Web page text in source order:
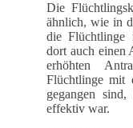
Die
ähnlich, wie in
die Flüchtlinge
dort auch einen
erhöhten
Flüchtlinge mit
gegangen
effektiv war.